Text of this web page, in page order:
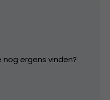
nog ergens vinden?